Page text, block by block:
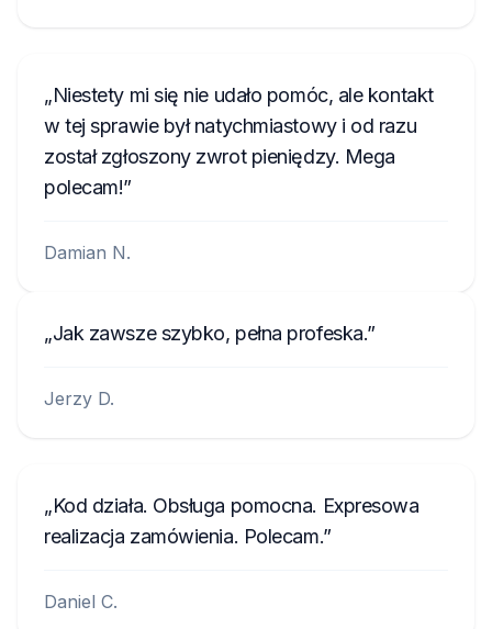
Niestety mi się nie udało pomóc, ale kontakt
w tej sprawie był natychmiastowy i od razu
został zgłoszony zwrot pieniędzy. Mega
polecam!
Damian N.
Jak zawsze szybko, pełna profeska.
Jerzy D.
Kod działa. Obsługa pomocna. Expresowa
realizacja zamówienia. Polecam.
Daniel C.